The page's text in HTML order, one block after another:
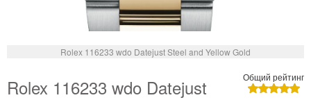
Rolex 116233 wdo Datejust Steel and Yellow Gold
Общий рейтинг
Rolex 116233 wdo Datejust